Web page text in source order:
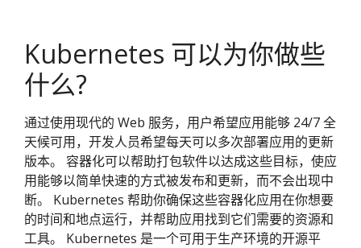
Kubernetes 可以为你做些
什么?
通过使用现代的 Web 服务，用户希望应用能够 24/7 全
天候可用，开发人员希望每天可以多次部署应用的更新
版本。 容器化可以帮助打包软件以达成这些目标，使应
用能够以简单快速的方式被发布和更新，而不会出现中
断。 Kubernetes 帮助你确保这些容器化应用在你想要
的时间和地点运行，并帮助应用找到它们需要的资源和
工具。 Kubernetes 是一个可用于生产环境的开源平